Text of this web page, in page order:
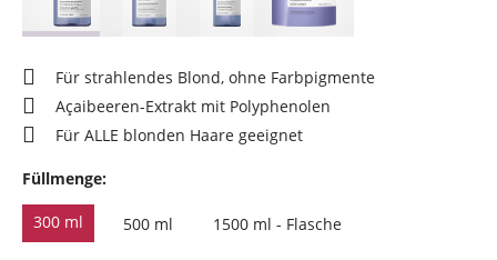
Für strahlendes Blond, ohne Farbpigmente
Açaibeeren-Extrakt mit Polyphenolen
Für ALLE blonden Haare geeignet
Füllmenge:
300 ml 500 ml 1500 ml - Flasche